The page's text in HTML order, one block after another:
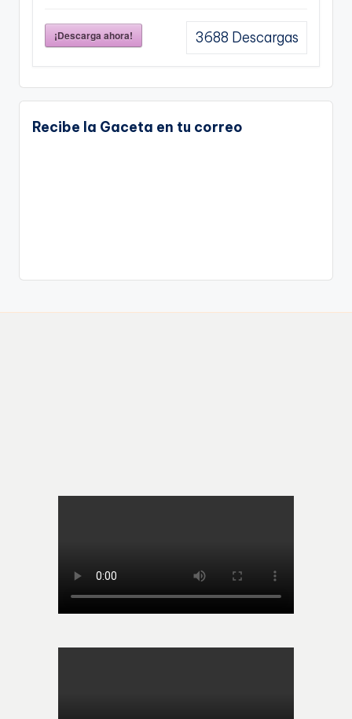
¡Descarga ahora! 3688 Descargas
Recibe la Gaceta en tu correo